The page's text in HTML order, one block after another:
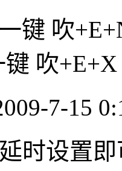
键 吹
吹
7-15
时设置